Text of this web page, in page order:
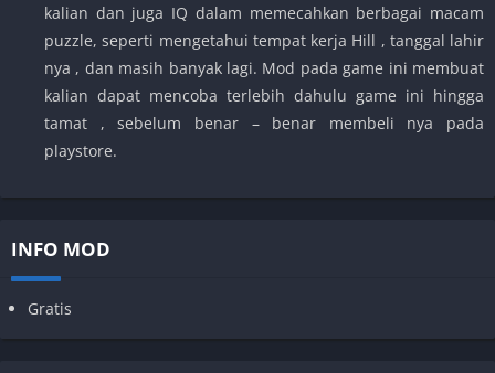
kalian dan juga IQ dalam memecahkan berbagai macam
puzzle, seperti mengetahui tempat kerja Hill , tanggal lahir
nya , dan masih banyak lagi. Mod pada game ini membuat
kalian dapat mencoba terlebih dahulu game ini hingga
tamat , sebelum benar – benar membeli nya pada
playstore.
INFO MOD
Gratis